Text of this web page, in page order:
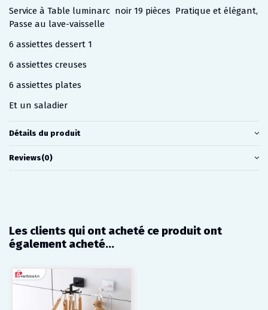
Service à Table luminarc noir 19 pièces Pratique et élégant,
Passe au lave-vaisselle
6 assiettes dessert 1
6 assiettes creuses
6 assiettes plates
Et un saladier
Détails du produit
Reviews(0)
Les clients qui ont acheté ce produit ont
également acheté...